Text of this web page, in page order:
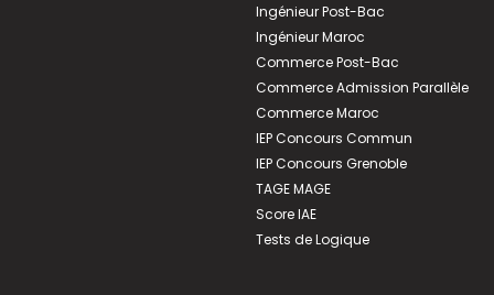
Ingénieur Post-Bac
Ingénieur Maroc
Commerce Post-Bac
Commerce Admission Parallèle
Commerce Maroc
IEP Concours Commun
IEP Concours Grenoble
TAGE MAGE
Score IAE
Tests de Logique